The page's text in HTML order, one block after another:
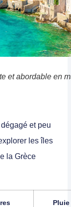
et abordable en
et peu
les îles
la Grèce
Pluie